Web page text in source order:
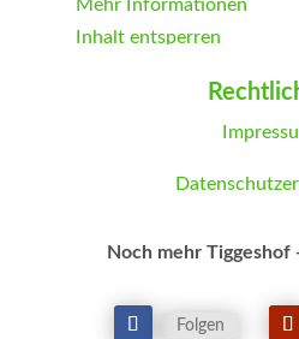
Mehr Informationen
Inhalt entsperren
Inhalte entsperren
Noch mehr Tiggeshof
Folgen